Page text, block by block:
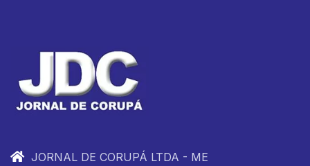
JORNAL DE CORUPÁ LTDA - ME